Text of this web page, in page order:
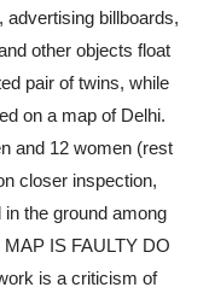
advertising billboards,
other objects float
pair of twins, while
on a map of Delhi.
and 12 women (rest
closer inspection,
the ground among
IS FAULTY DO
is a criticism of